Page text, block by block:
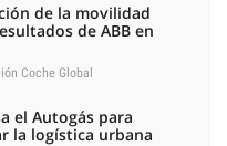
de la movilidad
de ABB en
Coche Global
el Autogás para
la logística urbana